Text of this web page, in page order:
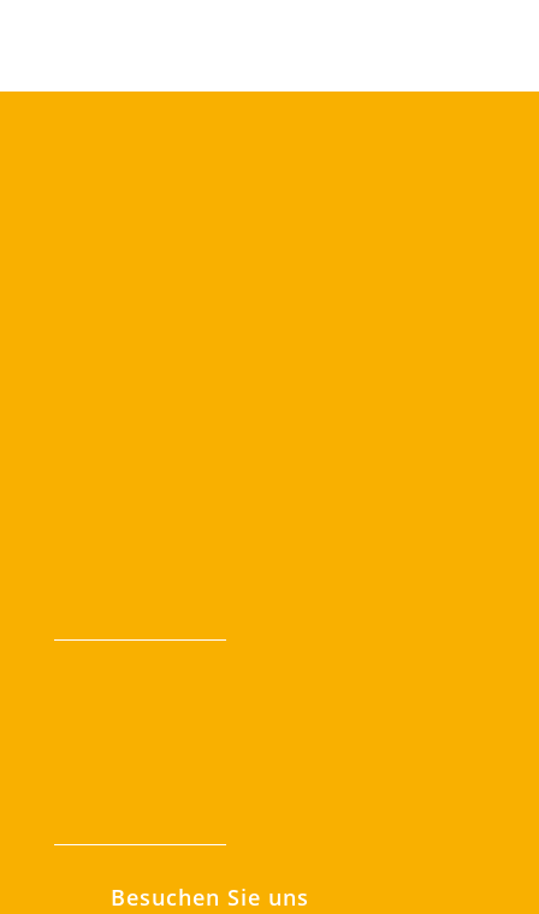
Besuchen Sie uns